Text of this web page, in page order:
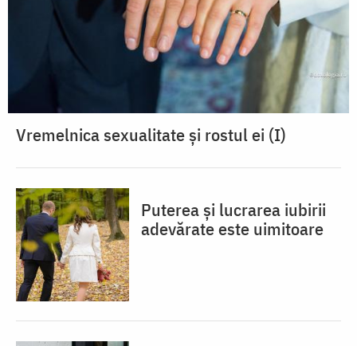
Vremelnica sexualitate și rostul ei (I)
Puterea și lucrarea iubirii
adevărate este uimitoare